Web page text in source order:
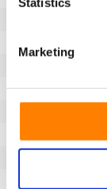
Marketing
Lauffläche